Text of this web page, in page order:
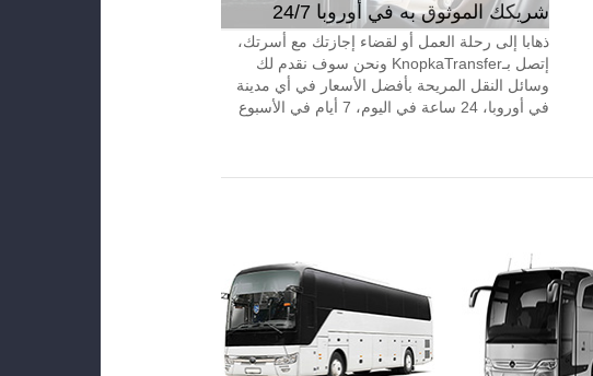
شريكك الموثوق به في أوروبا 24/7
ذهابا إلى رحلة العمل أو لقضاء إجازتك مع أسرتك،
إتصل بـKnopkaTransfer ونحن سوف نقدم لك
وسائل النقل المريحة بأفضل الأسعار في أي مدينة
في أوروبا، 24 ساعة في اليوم، 7 أيام في الأسبوع